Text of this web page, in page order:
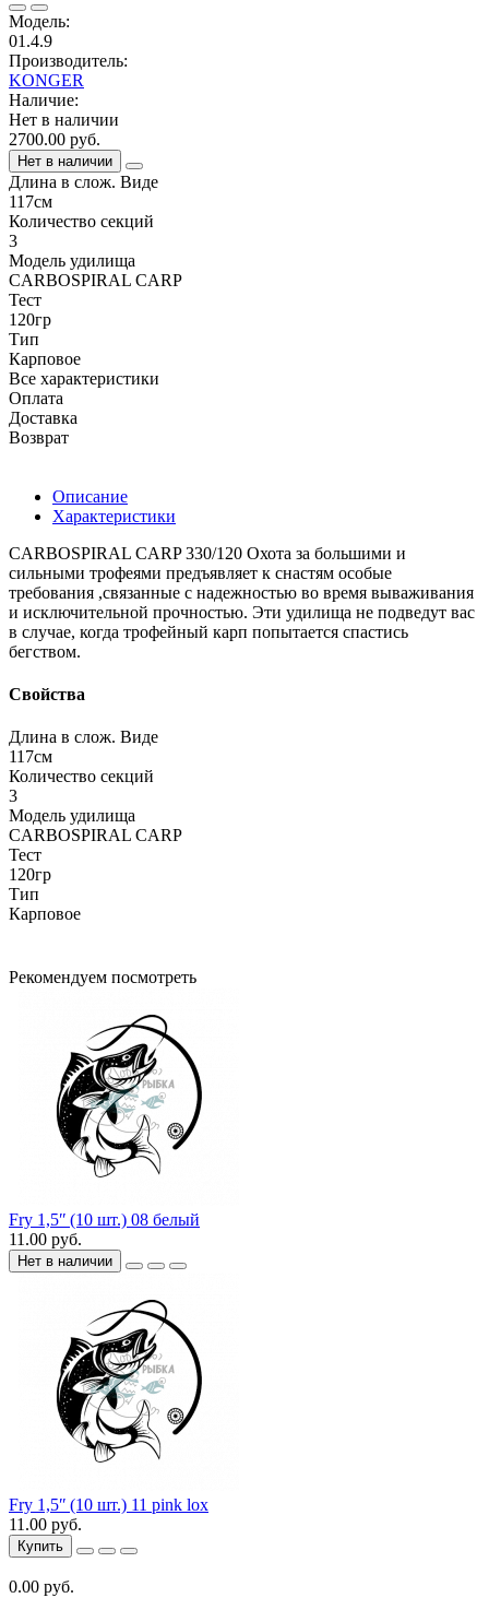
Модель:
01.4.9
Производитель:
KONGER
Наличие:
Нет в наличии
2700.00 руб.
Нет в наличии
Длина в слож. Виде
117см
Количество секций
3
Модель удилища
CARBOSPIRAL CARP
Тест
120гр
Тип
Карповое
Все характеристики
Оплата
Доставка
Возврат
Описание
Характеристики
CARBOSPIRAL CARP 330/120 Охота за большими и
сильными трофеями предъявляет к снастям особые
требования ,связанные с надежностью во время вываживания
и исключительной прочностью. Эти удилища не подведут вас
в случае, когда трофейный карп попытается спастись
бегством.
Свойства
Длина в слож. Виде
117см
Количество секций
3
Модель удилища
CARBOSPIRAL CARP
Тест
120гр
Тип
Карповое
Рекомендуем посмотреть
Fry 1,5ʺ (10 шт.) 08 белый
11.00 руб.
Нет в наличии
Fry 1,5ʺ (10 шт.) 11 pink lox
11.00 руб.
Купить
0.00 руб.